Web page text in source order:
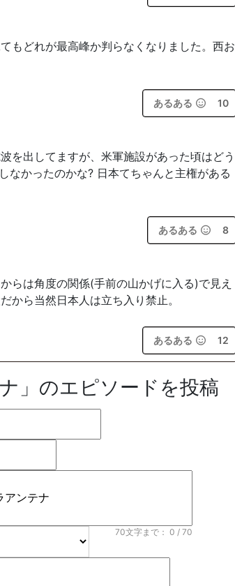
もどれが最高峰か判らなくなりました。西お
あるある 10
を出してますが、米軍施設があった頃はどう
なかったのかな? 日本てちゃんと主権がある
あるある 8
らは角度の関係(手前の山かげに入る)で見え
から当然日本人は立ち入り禁止。
あるある 12
」のエピソードを投稿
70文字まで：0 / 70